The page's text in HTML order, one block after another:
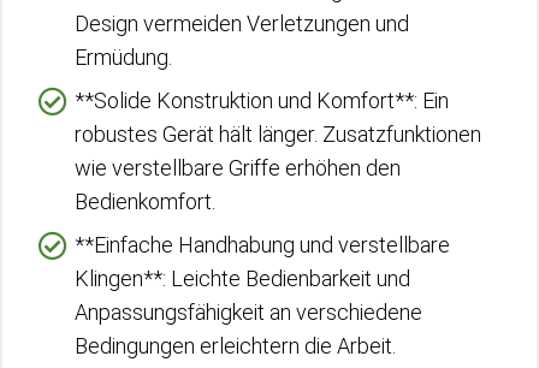
Design vermeiden Verletzungen und
Ermüdung.
**Solide Konstruktion und Komfort**: Ein
robustes Gerät hält länger. Zusatzfunktionen
wie verstellbare Griffe erhöhen den
Bedienkomfort.
**Einfache Handhabung und verstellbare
Klingen**: Leichte Bedienbarkeit und
Anpassungsfähigkeit an verschiedene
Bedingungen erleichtern die Arbeit.